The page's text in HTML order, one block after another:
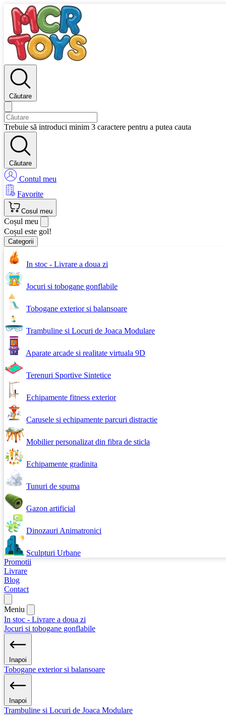
Căutare
Trebuie să introduci minim 3 caractere pentru a putea cauta
Căutare
Contul meu
Favorite
Cosul meu
Coșul meu
Coșul este gol!
Categorii
In stoc - Livrare a doua zi
Jocuri si tobogane gonflabile
Tobogane exterior si balansoare
Trambuline si Locuri de Joaca Modulare
Aparate arcade si realitate virtuala 9D
Terenuri Sportive Sintetice
Echipamente fitness exterior
Carusele si echipamente parcuri distractie
Mobilier personalizat din fibra de sticla
Echipamente gradinita
Tunuri de spuma
Gazon artificial
Dinozauri Animatronici
Sculpturi Urbane
Promotii
Livrare
Blog
Contact
Meniu
In stoc - Livrare a doua zi
Jocuri si tobogane gonflabile
Inapoi
Tobogane exterior si balansoare
Inapoi
Trambuline si Locuri de Joaca Modulare